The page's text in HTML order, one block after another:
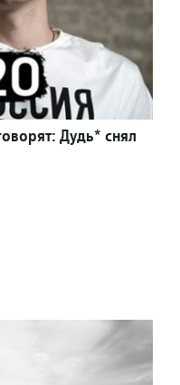
Дудь* снял